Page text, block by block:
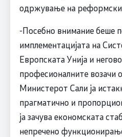
одржување на
-Посебно внимание беше
имплементацијата на
Европската Унија и
професионалните возачи
Министерот Сали ја
прагматично и
ја зачува економската
непречено